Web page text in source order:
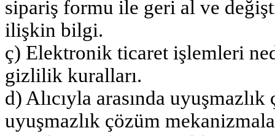
sipariş formu ile geri al ve
ilişkin bilgi.
ç) Elektronik ticaret işlemleri
gizlilik kuralları.
d) Alıcıyla arasında
uyuşmazlık çözüm